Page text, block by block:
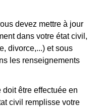
devez mettre à jour
dans votre état civil,
divorce,...) et sous
les renseignements
doit être effectuée en
civil remplisse votre